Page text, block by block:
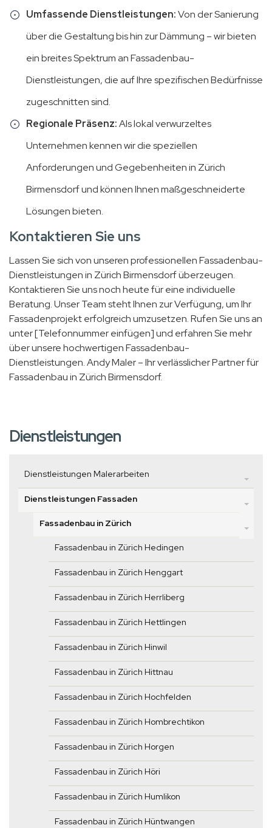
Umfassende Dienstleistungen:Von der Sanierung
über die Gestaltung bis hin zur Dämmung – wir bieten
ein breites Spektrum an Fassadenbau-
Dienstleistungen, die auf Ihre spezifischen Bedürfnisse
zugeschnitten sind.
Regionale Präsenz:Als lokal verwurzeltes
Unternehmen kennen wir die speziellen
Anforderungen und Gegebenheiten in Zürich
Birmensdorf und können Ihnen maßgeschneiderte
Lösungen bieten.
Kontaktieren Sie uns
Lassen Sie sich von unseren professionellen Fassadenbau-
Dienstleistungen in Zürich Birmensdorf überzeugen.
Kontaktieren Sie uns noch heute für eine individuelle
Beratung. Unser Team steht Ihnen zur Verfügung, um Ihr
Fassadenprojekt erfolgreich umzusetzen. Rufen Sie uns an
unter [Telefonnummer einfügen] und erfahren Sie mehr
über unsere hochwertigen Fassadenbau-
Dienstleistungen. Andy Maler – Ihr verlässlicher Partner für
Fassadenbau in Zürich Birmensdorf.
Dienstleistungen
Dienstleistungen Malerarbeiten
Dienstleistungen Fassaden
Fassadenbau in Zürich
Fassadenbau in Zürich Hedingen
Fassadenbau in Zürich Henggart
Fassadenbau in Zürich Herrliberg
Fassadenbau in Zürich Hettlingen
Fassadenbau in Zürich Hinwil
Fassadenbau in Zürich Hittnau
Fassadenbau in Zürich Hochfelden
Fassadenbau in Zürich Hombrechtikon
Fassadenbau in Zürich Horgen
Fassadenbau in Zürich Höri
Fassadenbau in Zürich Humlikon
Fassadenbau in Zürich Hüntwangen